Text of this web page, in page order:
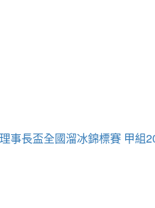
事長盃全國溜冰錦標賽 甲組